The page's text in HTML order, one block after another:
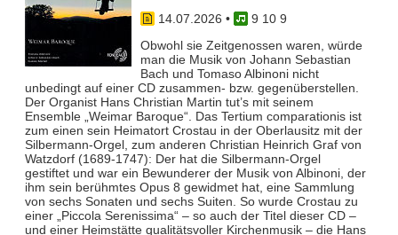
14.07.2026 •
9 10 9
Obwohl sie Zeitgenossen waren, würde
man die Musik von Johann Sebastian
Bach und Tomaso Albinoni nicht
unbedingt auf einer CD zusammen- bzw. gegenüberstellen.
Der Organist Hans Christian Martin tut’s mit seinem
Ensemble „Weimar Baroque“. Das Tertium comparationis ist
zum einen sein Heimatort Crostau in der Oberlausitz mit der
Silbermann-Orgel, zum anderen Christian Heinrich Graf von
Watzdorf (1689-1747): Der hat die Silbermann-Orgel
gestiftet und war ein Bewunderer der Musik von Albinoni, der
ihm sein berühmtes Opus 8 gewidmet hat, eine Sammlung
von sechs Sonaten und sechs Suiten. So wurde Crostau zu
einer „Piccola Serenissima“ – so auch der Titel dieser CD –
und einer Heimstätte qualitätsvoller Kirchenmusik – die Hans